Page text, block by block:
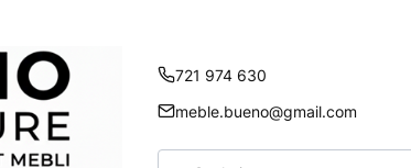
721 974 630
meble.bueno@gmail.com